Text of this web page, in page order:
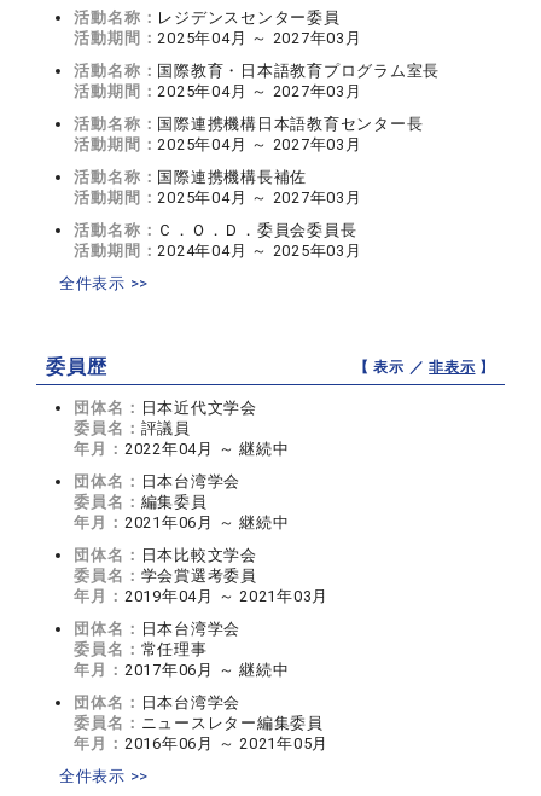
活動名称： レジデンスセンター委員
活動期間：2025年04月 ～ 2027年03月
活動名称： 国際教育・日本語教育プログラム室長
活動期間：2025年04月 ～ 2027年03月
活動名称： 国際連携機構日本語教育センター長
活動期間：2025年04月 ～ 2027年03月
活動名称： 国際連携機構長補佐
活動期間：2025年04月 ～ 2027年03月
活動名称： Ｃ．Ｏ．Ｄ．委員会委員長
活動期間：2024年04月 ～ 2025年03月
全件表示 >>
委員歴 【 表示 ／非表示 】
団体名： 日本近代文学会
委員名： 評議員
年月： 2022年04月 ～ 継続中
団体名： 日本台湾学会
委員名： 編集委員
年月： 2021年06月 ～ 継続中
団体名： 日本比較文学会
委員名： 学会賞選考委員
年月： 2019年04月 ～ 2021年03月
団体名： 日本台湾学会
委員名： 常任理事
年月： 2017年06月 ～ 継続中
団体名： 日本台湾学会
委員名： ニュースレター編集委員
年月： 2016年06月 ～ 2021年05月
全件表示 >>